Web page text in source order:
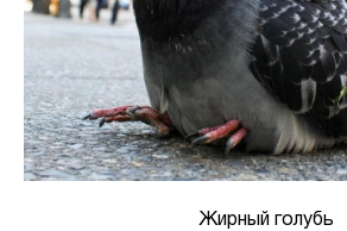
Жирный голубь